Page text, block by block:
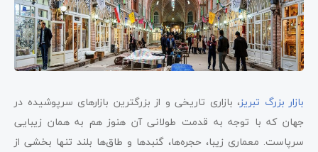
بازار بزرگ تبریز، بازاری تاریخی و از بزرگترین بازارهای سرپوشیده در
جهان که با توجه به قدمت طولانی آن هنوز هم به همان زیبایی
سرپاست. معماری زیبا، حجره‌ها، گنبدها و طاق‌ها بلند تنها بخشی از